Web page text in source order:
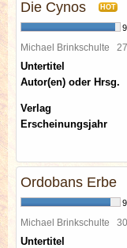
Die Cynos HOT
Michael Brinkschulte
Untertitel
Autor(en) oder Hrsg.
Verlag
Erscheinungsjahr
Ordobans Erbe
Michael Brinkschulte
Untertitel